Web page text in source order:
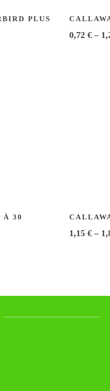
PLUS
0,72 €–
À 30
1,15 €–